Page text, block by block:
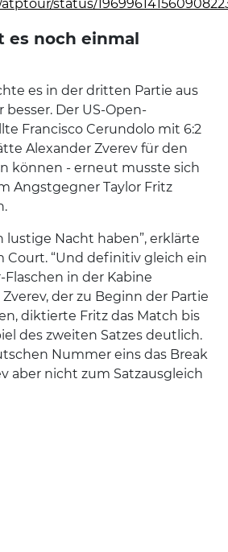
status/
es noch einmal
es in der dritten Partie aus
besser. Der US-Open-
Francisco Cerundolo mit 6:2
Alexander Zverev für den
können - erneut musste sich
Angstgegner Taylor Fritz
lustige Nacht haben”, erklärte
Court. “Und definitiv gleich ein
in der Kabine
der zu Beginn der Partie
diktierte Fritz das Match bis
des zweiten Satzes deutlich.
Nummer eins das Break
aber nicht zum Satzausgleich